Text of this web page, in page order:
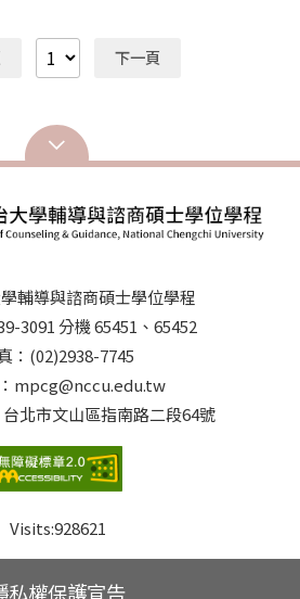
老師、畢業校友、實習生等踴躍應
TCU/psn/Job/ShowJobs.php
電洽詢：03-8565301 轉
下一頁
輔導與諮商碩士學位學程
3091 分機 65451、65452
：(02)2938-7745
mpcg@nccu.edu.tw
北市文山區指南路二段64號
Visits:928621
私權保護宣告